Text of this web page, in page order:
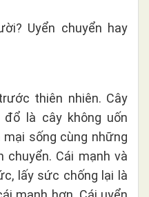
Uyển chuyển hay
thiên nhiên. Cây
là cây không uốn
sống cùng những
chuyển. Cái mạnh và
lấy sức chống lại là